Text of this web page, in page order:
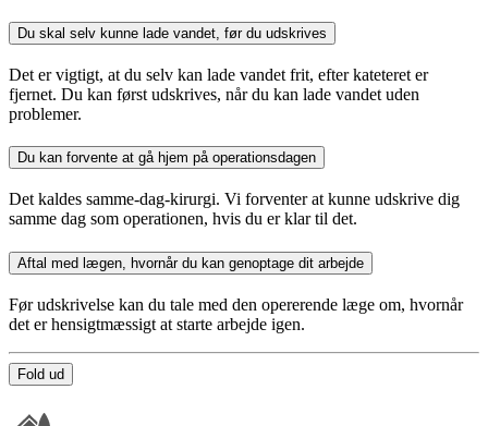
Du skal selv kunne lade vandet, før du udskrives
Det er vigtigt, at du selv kan lade vandet frit, efter kateteret er
fjernet. Du kan først udskrives, når du kan lade vandet uden
problemer.
Du kan forvente at gå hjem på operationsdagen
Det kaldes samme-dag-kirurgi. Vi forventer at kunne udskrive dig
samme dag som operationen, hvis du er klar til det.
Aftal med lægen, hvornår du kan genoptage dit arbejde
Før udskrivelse kan du tale med den opererende læge om, hvornår
det er hensigtmæssigt at starte arbejde igen.
Fold ud